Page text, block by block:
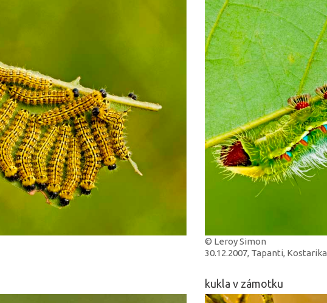
© Leroy Simon
30.12.2007, Tapanti, Kostarika
kukla v zámotku